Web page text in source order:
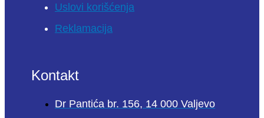
Uslovi korišćenja
Reklamacija
Kontakt
Dr Pantića br. 156, 14 000 Valjevo